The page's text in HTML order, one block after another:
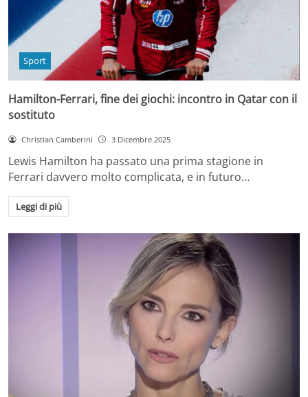
Sport
Hamilton-Ferrari, fine dei giochi: incontro in Qatar con il
sostituto
Christian Camberini 3 Dicembre 2025
Lewis Hamilton ha passato una prima stagione in
Ferrari davvero molto complicata, e in futuro…
Leggi di più